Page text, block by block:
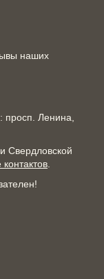
наших
: просп. Ленина,
Свердловской
.